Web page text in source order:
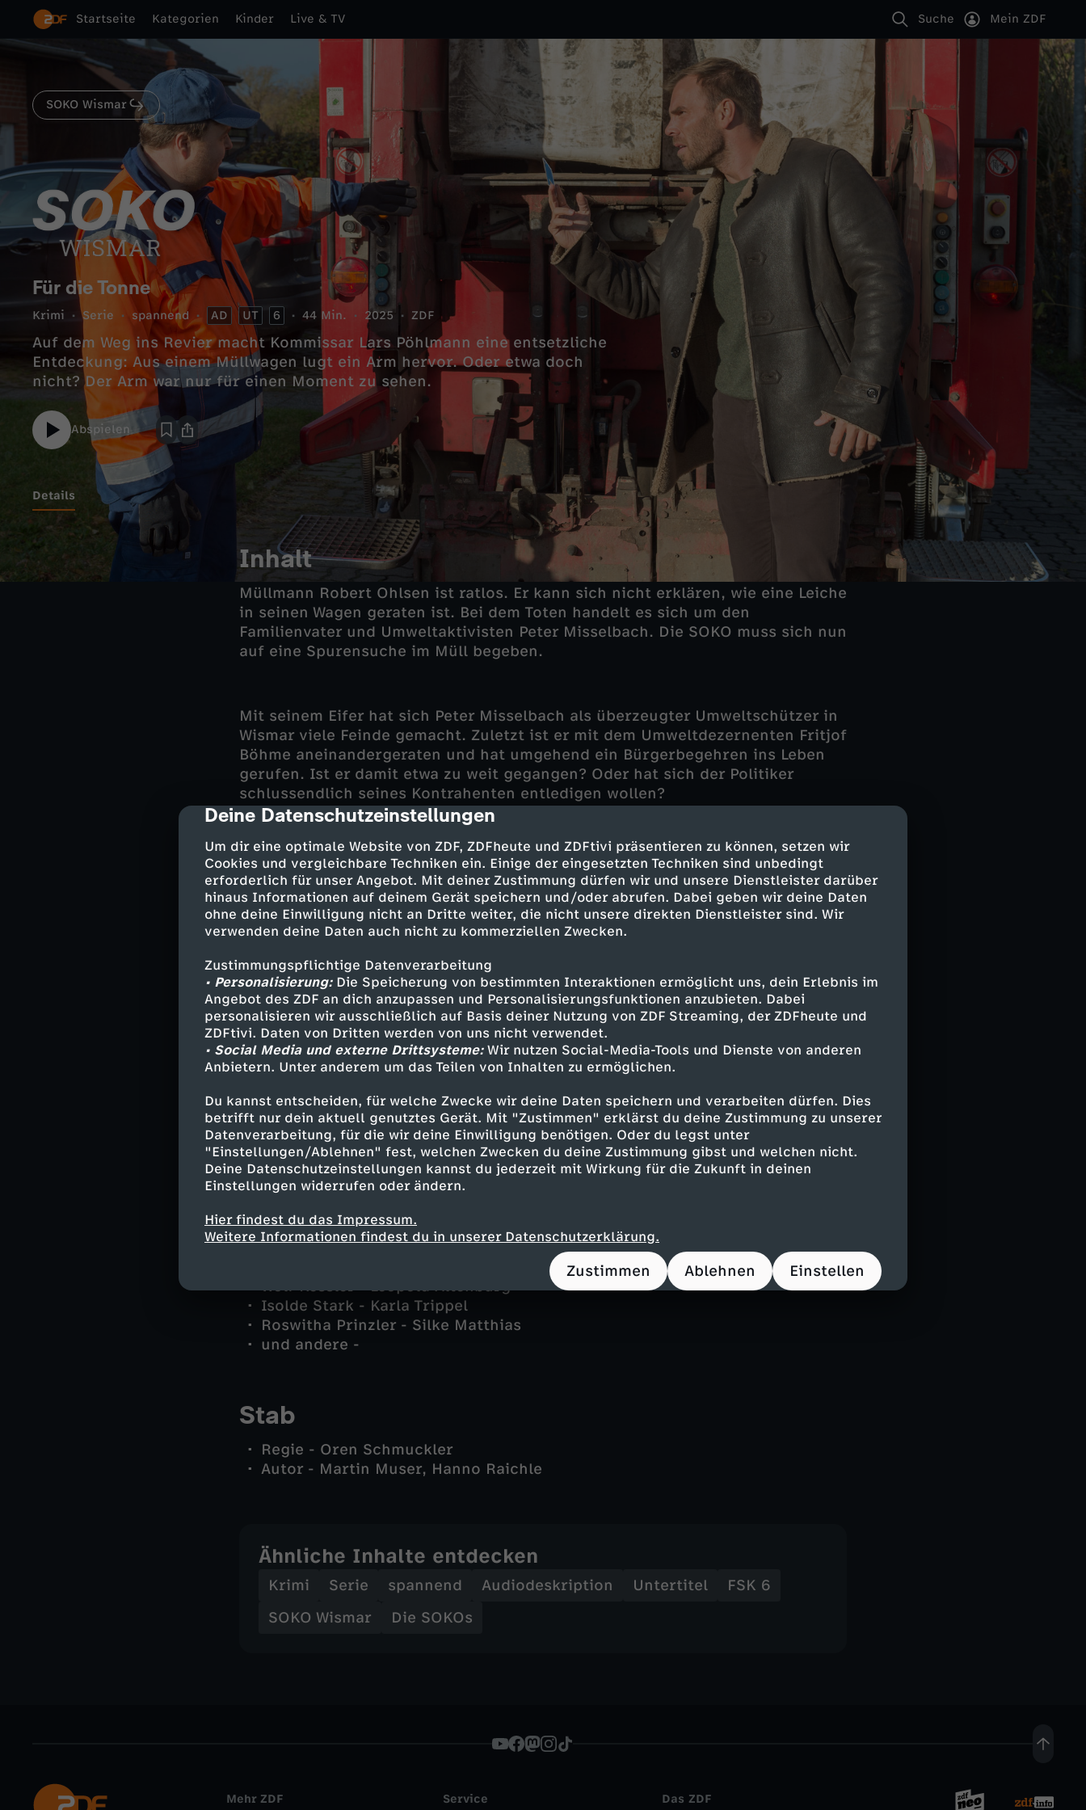
cmp-dialog-description
Deine Datenschutzeinstellungen
Um dir eine optimale Website von ZDF, ZDFheute und ZDFtivi präsentieren zu können, setzen wir
Cookies und vergleichbare Techniken ein. Einige der eingesetzten Techniken sind unbedingt
erforderlich für unser Angebot. Mit deiner Zustimmung dürfen wir und unsere Dienstleister darüber
hinaus Informationen auf deinem Gerät speichern und/oder abrufen. Dabei geben wir deine Daten
ohne deine Einwilligung nicht an Dritte weiter, die nicht unsere direkten Dienstleister sind. Wir
verwenden deine Daten auch nicht zu kommerziellen Zwecken.
Zustimmungspflichtige Datenverarbeitung
• Personalisierung:Die Speicherung von bestimmten Interaktionen ermöglicht uns, dein Erlebnis im
Angebot des ZDF an dich anzupassen und Personalisierungsfunktionen anzubieten. Dabei
personalisieren wir ausschließlich auf Basis deiner Nutzung von ZDF Streaming, der ZDFheute und
ZDFtivi. Daten von Dritten werden von uns nicht verwendet.
• Social Media und externe Drittsysteme:Wir nutzen Social-Media-Tools und Dienste von anderen
Anbietern. Unter anderem um das Teilen von Inhalten zu ermöglichen.
Du kannst entscheiden, für welche Zwecke wir deine Daten speichern und verarbeiten dürfen. Dies
betrifft nur dein aktuell genutztes Gerät. Mit "Zustimmen" erklärst du deine Zustimmung zu unserer
Datenverarbeitung, für die wir deine Einwilligung benötigen. Oder du legst unter
"Einstellungen/Ablehnen" fest, welchen Zwecken du deine Zustimmung gibst und welchen nicht.
Deine Datenschutzeinstellungen kannst du jederzeit mit Wirkung für die Zukunft in deinen
Einstellungen widerrufen oder ändern.
Hier findest du das Impressum.
Weitere Informationen findest du in unserer Datenschutzerklärung.
Zustimmen Ablehnen Einstellen
Startseite Kategorien Kinder Live & TV Suche Mein ZDF
SOKO Wismar
Für die Tonne
Krimi Serie spannend AD UT 6 44 Min. 2025 ZDF
Auf dem Weg ins Revier macht Kommissar Lars Pöhlmann eine entsetzliche
Entdeckung: Aus einem Müllwagen lugt ein Arm hervor. Oder etwa doch
nicht? Der Arm war nur für einen Moment zu sehen.
Abspielen
Details
Inhalt
Müllmann Robert Ohlsen ist ratlos. Er kann sich nicht erklären, wie eine Leiche
in seinen Wagen geraten ist. Bei dem Toten handelt es sich um den
Familienvater und Umweltaktivisten Peter Misselbach. Die SOKO muss sich nun
auf eine Spurensuche im Müll begeben.
Mit seinem Eifer hat sich Peter Misselbach als überzeugter Umweltschützer in
Wismar viele Feinde gemacht. Zuletzt ist er mit dem Umweltdezernenten Fritjof
Böhme aneinandergeraten und hat umgehend ein Bürgerbegehren ins Leben
gerufen. Ist er damit etwa zu weit gegangen? Oder hat sich der Politiker
schlussendlich seines Kontrahenten entledigen wollen?
Tatmotive. Peter Misselbachs Idealismus hat nämlich auch vor seiner eigenen
Familie nicht haltgemacht. Seine Frau Sina und ihr Sohn Jannis haben unter
seinen drastischen Sparmaßnahmen sehr gelitten. Besonders Jannis lässt kein
gutes Haar an seinem Vater. Hat der Junge genug von den strengen
Vorschriften gehabt? Doch ist er wirklich in der Lage, seinen eigenen Vater
Darsteller
Jan Reuter - Udo Kroschwald
Karoline Joost - Nike Fuhrmann
Lars Pöhlmann - Dominic Boeer
Kai Timmermann - Mathias Junge
Stine Bergendal - Sidsel Hindhede
Dr. Helene Sturbeck - Katharina Blaschke
Sina Misselbach - Judith Sehrbrock
Ricarda Woitke - Ellen Schlootz
Robert Ohlsen - Marius Borghoff
Jannis Misselbach - Romé Weimar
Wolf Kessler - Leopold Altenburg
Isolde Stark - Karla Trippel
Roswitha Prinzler - Silke Matthias
und andere -
Stab
Regie - Oren Schmuckler
Autor - Martin Muser, Hanno Raichle
Ähnliche Inhalte entdecken
Krimi Serie spannend Audiodeskription Untertitel
FSK 6
SOKO Wismar
Die SOKOs
Mehr ZDF Service Das ZDF